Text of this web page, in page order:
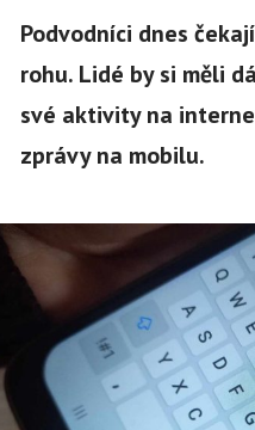
Podvodníci dnes
rohu. Lidé by si měli
své aktivity na
zprávy na mobilu.